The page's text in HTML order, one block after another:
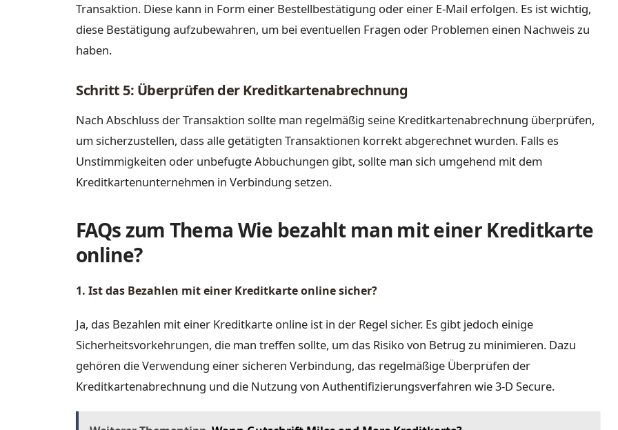
Transaktion. Diese kann in Form einer Bestellbestätigung oder einer E-Mail erfolgen. Es ist wichtig,
diese Bestätigung aufzubewahren, um bei eventuellen Fragen oder Problemen einen Nachweis zu
haben.
Schritt 5: Überprüfen der Kreditkartenabrechnung
Nach Abschluss der Transaktion sollte man regelmäßig seine Kreditkartenabrechnung überprüfen,
um sicherzustellen, dass alle getätigten Transaktionen korrekt abgerechnet wurden. Falls es
Unstimmigkeiten oder unbefugte Abbuchungen gibt, sollte man sich umgehend mit dem
Kreditkartenunternehmen in Verbindung setzen.
FAQs zum Thema Wie bezahlt man mit einer Kreditkarte
online?
1. Ist das Bezahlen mit einer Kreditkarte online sicher?
Ja, das Bezahlen mit einer Kreditkarte online ist in der Regel sicher. Es gibt jedoch einige
Sicherheitsvorkehrungen, die man treffen sollte, um das Risiko von Betrug zu minimieren. Dazu
gehören die Verwendung einer sicheren Verbindung, das regelmäßige Überprüfen der
Kreditkartenabrechnung und die Nutzung von Authentifizierungsverfahren wie 3-D Secure.